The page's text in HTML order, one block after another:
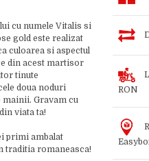
cu numele Vitalis si
gold este realizat
culoarea si aspectul
din acest martisor
tinute
doua noduri
Gravam cu
viata ta!
primi ambalat
traditia romaneasca!
RON